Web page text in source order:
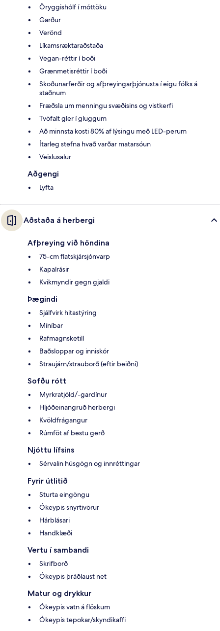
Öryggishólf í móttöku
Garður
Verönd
Líkamsræktaraðstaða
Vegan-réttir í boði
Grænmetisréttir í boði
Skoðunarferðir og afþreyingarþjónusta í eigu fólks á
staðnum
Fræðsla um menningu svæðisins og vistkerfi
Tvöfalt gler í gluggum
Að minnsta kosti 80% af lýsingu með LED-perum
Ítarleg stefna hvað varðar matarsóun
Veislusalur
Aðgengi
Lyfta
Aðstaða á herbergi
Afþreying við höndina
75-cm flatskjársjónvarp
Kapalrásir
Kvikmyndir gegn gjaldi
Þægindi
Sjálfvirk hitastýring
Míníbar
Rafmagnsketill
Baðsloppar og inniskór
Straujárn/strauborð (eftir beiðni)
Sofðu rótt
Myrkratjöld/-gardínur
Hljóðeinangruð herbergi
Kvöldfrágangur
Rúmföt af bestu gerð
Njóttu lífsins
Sérvalin húsgögn og innréttingar
Fyrir útlitið
Sturta eingöngu
Ókeypis snyrtivörur
Hárblásari
Handklæði
Vertu í sambandi
Skrifborð
Ókeypis þráðlaust net
Matur og drykkur
Ókeypis vatn á flöskum
Ókeypis tepokar/skyndikaffi